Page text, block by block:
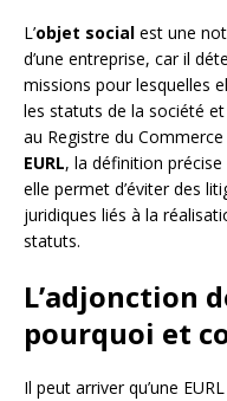
L’objet social est une
d’une entreprise, car il
missions pour lesquelles
les statuts de la société
au Registre du
EURL, la définition
elle permet d’éviter des
juridiques liés à la
statuts.
L’adjonction
pourquoi et
Il peut arriver qu’une